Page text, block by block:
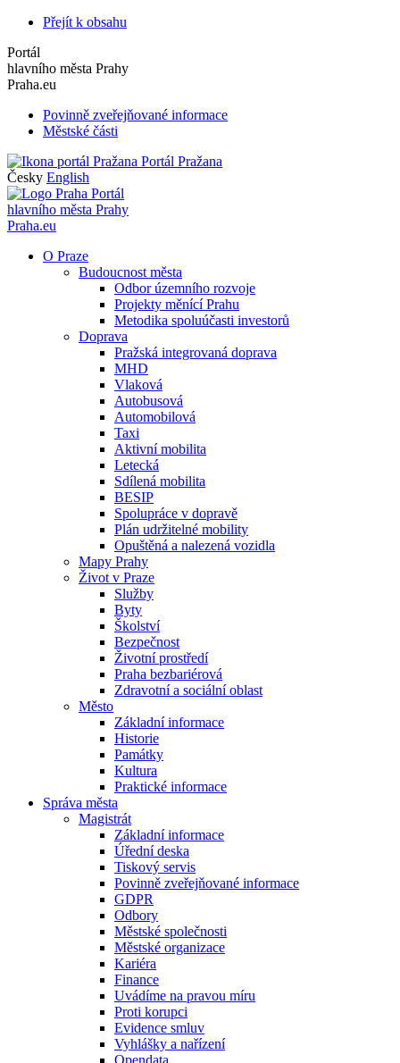
Přejít k obsahu
Portál
hlavního města Prahy
Praha.eu
Povinně zveřejňované informace
Městské části
Portál Pražana
Česky English
Portál
hlavního města Prahy
Praha.eu
O Praze
Budoucnost města
Odbor územního rozvoje
Projekty měnící Prahu
Metodika spoluúčasti investorů
Doprava
Pražská integrovaná doprava
MHD
Vlaková
Autobusová
Automobilová
Taxi
Aktivní mobilita
Letecká
Sdílená mobilita
BESIP
Spolupráce v dopravě
Plán udržitelné mobility
Opuštěná a nalezená vozidla
Mapy Prahy
Život v Praze
Služby
Byty
Školství
Bezpečnost
Životní prostředí
Praha bezbariérová
Zdravotní a sociální oblast
Město
Základní informace
Historie
Památky
Kultura
Praktické informace
Správa města
Magistrát
Základní informace
Úřední deska
Tiskový servis
Povinně zveřejňované informace
GDPR
Odbory
Městské společnosti
Městské organizace
Kariéra
Finance
Uvádíme na pravou míru
Proti korupci
Evidence smluv
Vyhlášky a nařízení
Opendata